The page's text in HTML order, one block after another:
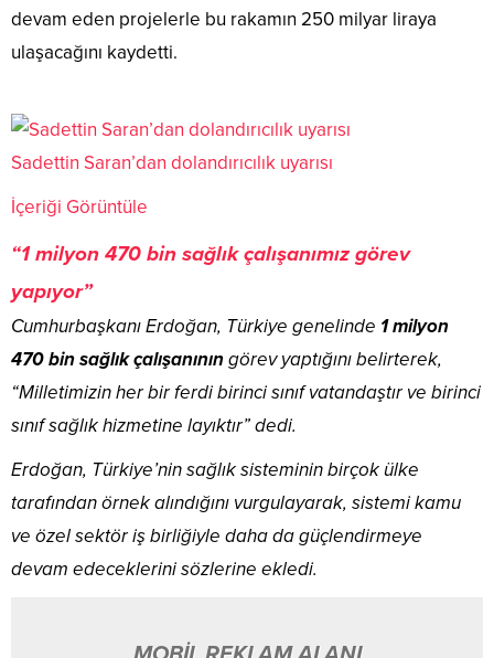
devam eden projelerle bu rakamın 250 milyar liraya
ulaşacağını kaydetti.
Sadettin Saran’dan dolandırıcılık uyarısı
İçeriği Görüntüle
“1 milyon 470 bin sağlık çalışanımız görev
yapıyor”
Cumhurbaşkanı Erdoğan, Türkiye genelinde 1 milyon
470 bin sağlık çalışanınıngörev yaptığını belirterek,
“Milletimizin her bir ferdi birinci sınıf vatandaştır ve birinci
sınıf sağlık hizmetine layıktır” dedi.
Erdoğan, Türkiye’nin sağlık sisteminin birçok ülke
tarafından örnek alındığını vurgulayarak, sistemi kamu
ve özel sektör iş birliğiyle daha da güçlendirmeye
devam edeceklerini sözlerine ekledi.